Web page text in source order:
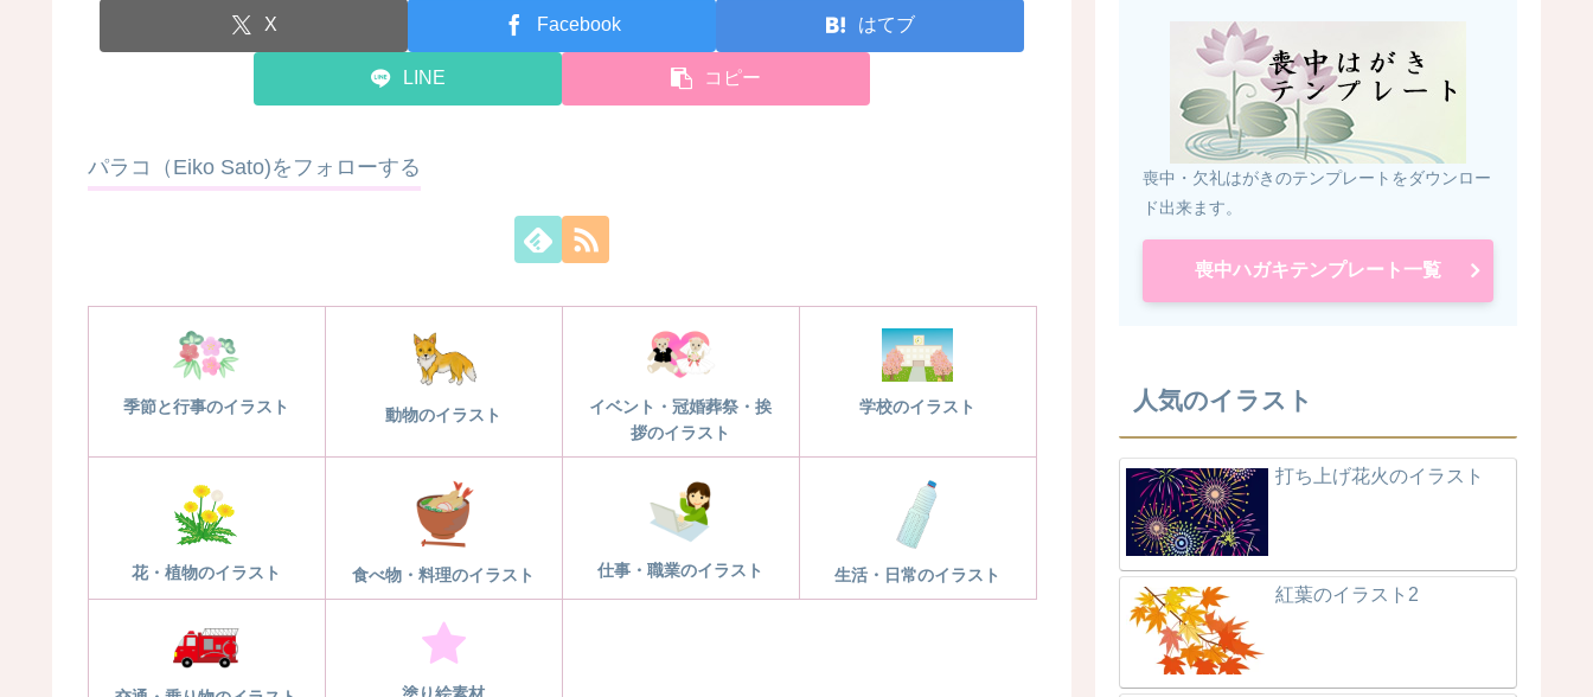
X Facebook はてブ
LINE コピー
パラコ（Eiko Sato)をフォローする
季節と行事のイラスト 動物のイラスト
イベント・冠婚葬祭・挨
拶のイラスト
学校のイラスト
花・植物のイラスト 食べ物・料理のイラスト 仕事・職業のイラスト 生活・日常のイラスト
喪中・欠礼はがきのテンプレートをダウンロー
ド出来ます。
喪中ハガキテンプレート一覧
人気のイラスト
打ち上げ花火のイラスト
紅葉のイラスト2